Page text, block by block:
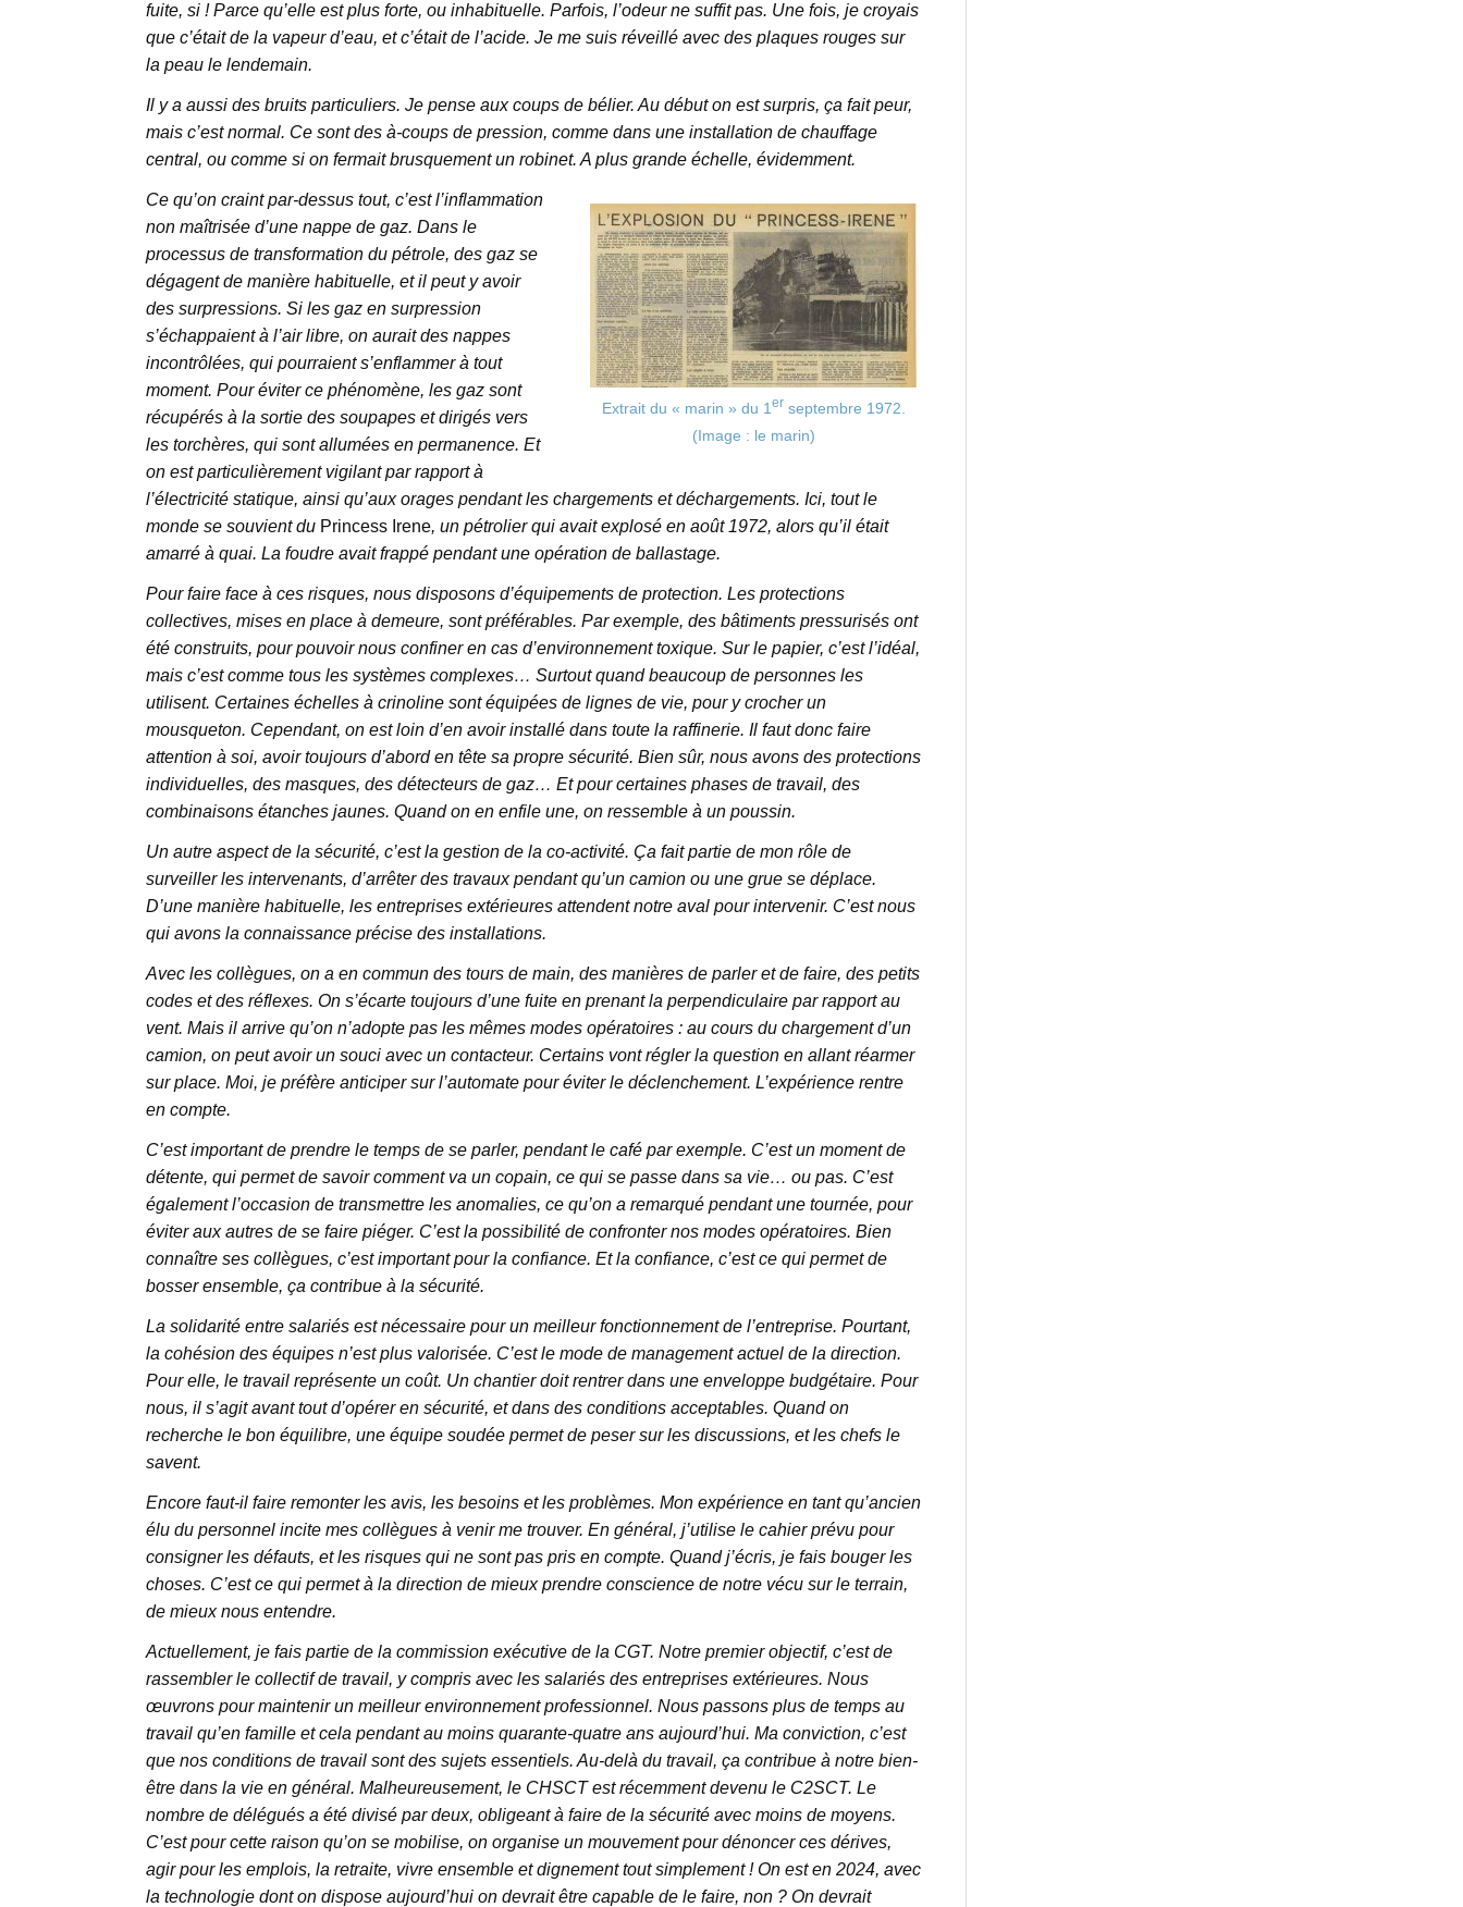
fuite, si ! Parce qu’elle est plus forte, ou inhabituelle. Parfois, l’odeur ne suffit pas. Une fois, je croyais
que c’était de la vapeur d’eau, et c’était de l’acide. Je me suis réveillé avec des plaques rouges sur
la peau le lendemain.
Il y a aussi des bruits particuliers. Je pense aux coups de bélier. Au début on est surpris, ça fait peur,
mais c’est normal. Ce sont des à-coups de pression, comme dans une installation de chauffage
central, ou comme si on fermait brusquement un robinet. A plus grande échelle, évidemment.
Extrait du « marin » du 1 er septembre 1972.
(Image : le marin)
Ce qu’on craint par-dessus tout, c’est l’inflammation
non maîtrisée d’une nappe de gaz. Dans le
processus de transformation du pétrole, des gaz se
dégagent de manière habituelle, et il peut y avoir
des surpressions. Si les gaz en surpression
s’échappaient à l’air libre, on aurait des nappes
incontrôlées, qui pourraient s’enflammer à tout
moment. Pour éviter ce phénomène, les gaz sont
récupérés à la sortie des soupapes et dirigés vers
les torchères, qui sont allumées en permanence. Et
on est particulièrement vigilant par rapport à
l’électricité statique, ainsi qu’aux orages pendant les chargements et déchargements. Ici, tout le
monde se souvient du Princess Irene, un pétrolier qui avait explosé en août 1972, alors qu’il était
amarré à quai. La foudre avait frappé pendant une opération de ballastage.
Pour faire face à ces risques, nous disposons d’équipements de protection. Les protections
collectives, mises en place à demeure, sont préférables. Par exemple, des bâtiments pressurisés ont
été construits, pour pouvoir nous confiner en cas d’environnement toxique. Sur le papier, c’est l’idéal,
mais c’est comme tous les systèmes complexes… Surtout quand beaucoup de personnes les
utilisent. Certaines échelles à crinoline sont équipées de lignes de vie, pour y crocher un
mousqueton. Cependant, on est loin d’en avoir installé dans toute la raffinerie. Il faut donc faire
attention à soi, avoir toujours d’abord en tête sa propre sécurité. Bien sûr, nous avons des protections
individuelles, des masques, des détecteurs de gaz… Et pour certaines phases de travail, des
combinaisons étanches jaunes. Quand on en enfile une, on ressemble à un poussin.
Un autre aspect de la sécurité, c’est la gestion de la co-activité. Ça fait partie de mon rôle de
surveiller les intervenants, d’arrêter des travaux pendant qu’un camion ou une grue se déplace.
D’une manière habituelle, les entreprises extérieures attendent notre aval pour intervenir. C’est nous
qui avons la connaissance précise des installations.
Avec les collègues, on a en commun des tours de main, des manières de parler et de faire, des petits
codes et des réflexes. On s’écarte toujours d’une fuite en prenant la perpendiculaire par rapport au
vent. Mais il arrive qu’on n’adopte pas les mêmes modes opératoires : au cours du chargement d’un
camion, on peut avoir un souci avec un contacteur. Certains vont régler la question en allant réarmer
sur place. Moi, je préfère anticiper sur l’automate pour éviter le déclenchement. L’expérience rentre
en compte.
C’est important de prendre le temps de se parler, pendant le café par exemple. C’est un moment de
détente, qui permet de savoir comment va un copain, ce qui se passe dans sa vie… ou pas. C’est
également l’occasion de transmettre les anomalies, ce qu’on a remarqué pendant une tournée, pour
éviter aux autres de se faire piéger. C’est la possibilité de confronter nos modes opératoires. Bien
connaître ses collègues, c’est important pour la confiance. Et la confiance, c’est ce qui permet de
bosser ensemble, ça contribue à la sécurité.
La solidarité entre salariés est nécessaire pour un meilleur fonctionnement de l’entreprise. Pourtant,
la cohésion des équipes n’est plus valorisée. C’est le mode de management actuel de la direction.
Pour elle, le travail représente un coût. Un chantier doit rentrer dans une enveloppe budgétaire. Pour
nous, il s’agit avant tout d’opérer en sécurité, et dans des conditions acceptables. Quand on
recherche le bon équilibre, une équipe soudée permet de peser sur les discussions, et les chefs le
savent.
Encore faut-il faire remonter les avis, les besoins et les problèmes. Mon expérience en tant qu’ancien
élu du personnel incite mes collègues à venir me trouver. En général, j’utilise le cahier prévu pour
consigner les défauts, et les risques qui ne sont pas pris en compte. Quand j’écris, je fais bouger les
choses. C’est ce qui permet à la direction de mieux prendre conscience de notre vécu sur le terrain,
de mieux nous entendre.
Actuellement, je fais partie de la commission exécutive de la CGT. Notre premier objectif, c’est de
rassembler le collectif de travail, y compris avec les salariés des entreprises extérieures. Nous
œuvrons pour maintenir un meilleur environnement professionnel. Nous passons plus de temps au
travail qu’en famille et cela pendant au moins quarante-quatre ans aujourd’hui. Ma conviction, c’est
que nos conditions de travail sont des sujets essentiels. Au-delà du travail, ça contribue à notre bien-
être dans la vie en général. Malheureusement, le CHSCT est récemment devenu le C2SCT. Le
nombre de délégués a été divisé par deux, obligeant à faire de la sécurité avec moins de moyens.
C’est pour cette raison qu’on se mobilise, on organise un mouvement pour dénoncer ces dérives,
agir pour les emplois, la retraite, vivre ensemble et dignement tout simplement ! On est en 2024, avec
la technologie dont on dispose aujourd’hui on devrait être capable de le faire, non ? On devrait